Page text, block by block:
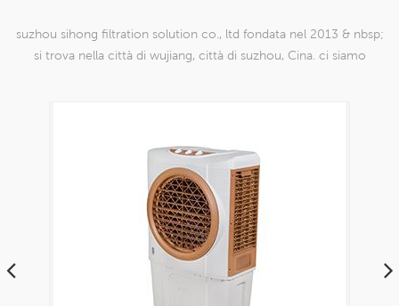
suzhou sihong filtration solution co., ltd fondata nel 2013 & nbsp;
si trova nella città di wujiang, città di suzhou, Cina. ci siamo